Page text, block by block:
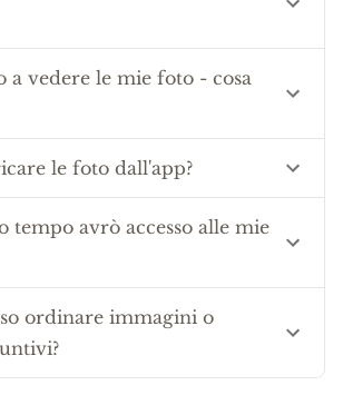
a vedere le mie foto - cosa
le foto dall'app?
tempo avrò accesso alle mie
ordinare immagini o